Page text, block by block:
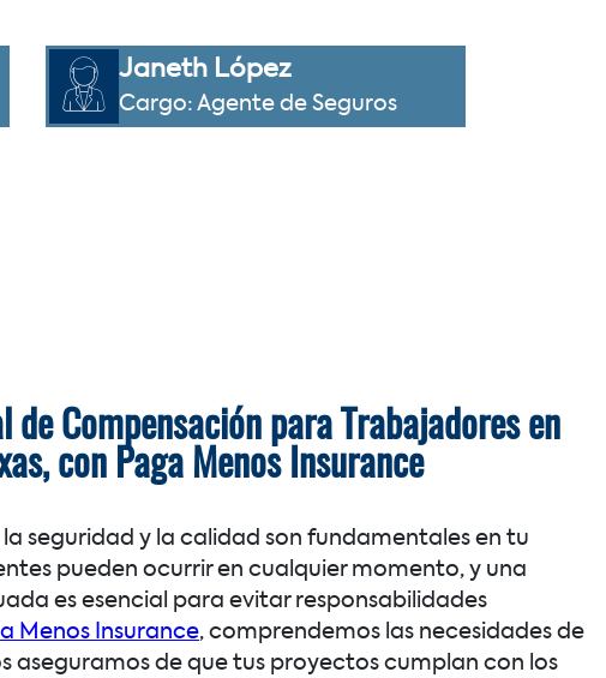
Janeth López
Cargo: Agente de Seguros
de Compensación para Trabajadores en
con Paga Menos Insurance
seguridad y la calidad son fundamentales en tu
pueden ocurrir en cualquier momento, y una
es esencial para evitar responsabilidades
Menos Insurance, comprendemos las necesidades de
aseguramos de que tus proyectos cumplan con los